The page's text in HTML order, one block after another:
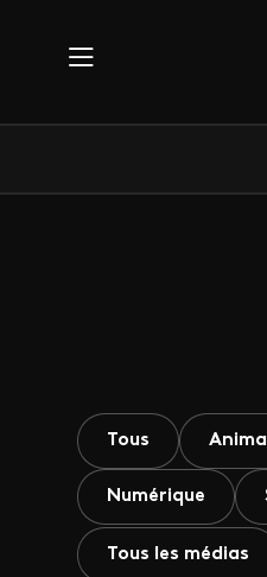
Tous
Numérique
Tous les médias